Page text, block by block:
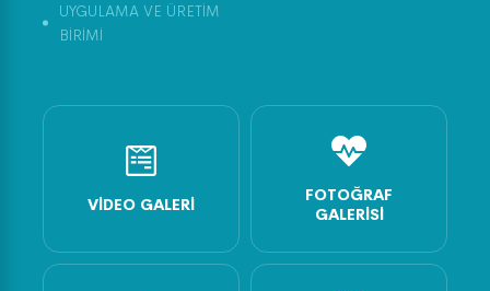
UYGULAMA VE ÜRETİM
BİRİMİ
VIDEO GALERI
FOTOĞRAF
GALERISI